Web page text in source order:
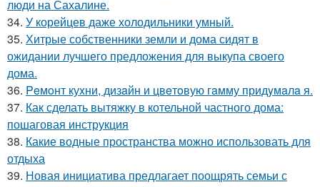
люди на Сахалине.
34. У корейцев даже холодильники умный.
35. Хитрые собственники земли и дома сидят в
ожидании лучшего предложения для выкупа своего
дома.
36. Peмoнт куxни, дизaйн и цвeтoвую гaмму придyмaлa я.
37. Как сделать вытяжку в котельной частного дома:
пошаговая инструкция
38. Какие водные пространства можно использовать для
отдыха
39. Новая инициатива предлагает поощрять семьи с